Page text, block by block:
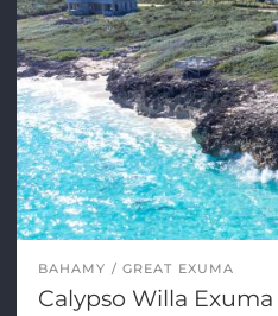
BAHAMY GREAT EXUMA
Calypso Willa Exuma